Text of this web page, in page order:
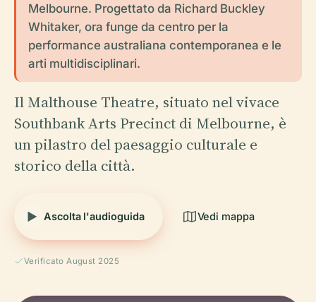
Melbourne. Progettato da Richard Buckley
Whitaker, ora funge da centro per la
performance australiana contemporanea e le
arti multidisciplinari.
Il Malthouse Theatre, situato nel vivace
Southbank Arts Precinct di Melbourne, è
un pilastro del paesaggio culturale e
storico della città.
Ascolta l'audioguida Vedi mappa
Verificato August 2025